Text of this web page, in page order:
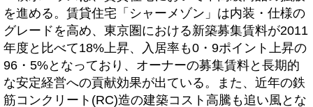
を進める。賃貸住宅「シャーメゾン」は内装・仕様の
グレードを高め、東京圏における新築募集賃料が2011
年度と比べて18%上昇、入居率も0・9ポイント上昇の
96・5%となっており、オーナーの募集賃料と長期的
な安定経営への貢献効果が出ている。また、近年の鉄
筋コンクリート(RC)造の建築コスト高騰も追い風とな